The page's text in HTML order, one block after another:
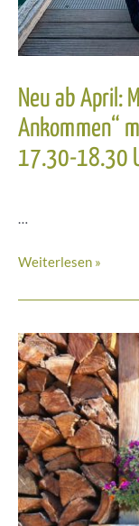
Neu ab April:
Ankommen“
17.30-18.30
…
Neu
April:
„Loslassen-
Ankommen“
mit
Kathrin
donnerstags
17.30-
18.30
Uhr
Weiterlesen »